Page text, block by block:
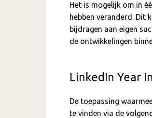
Het is mogelijk om in
hebben veranderd. Dit
bijdragen aan eigen
de ontwikkelingen
LinkedIn Year
De toepassing
te vinden via de